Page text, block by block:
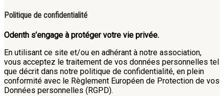
Politique de confidentialité
Odenth s’engage à protéger votre vie privée.
En utilisant ce site et/ou en adhérant à notre association,
vous acceptez le traitement de vos données personnelles tel
que décrit dans notre politique de confidentialité, en plein
conformité avec le Règlement Européen de Protection de vos
Données personnelles (RGPD).